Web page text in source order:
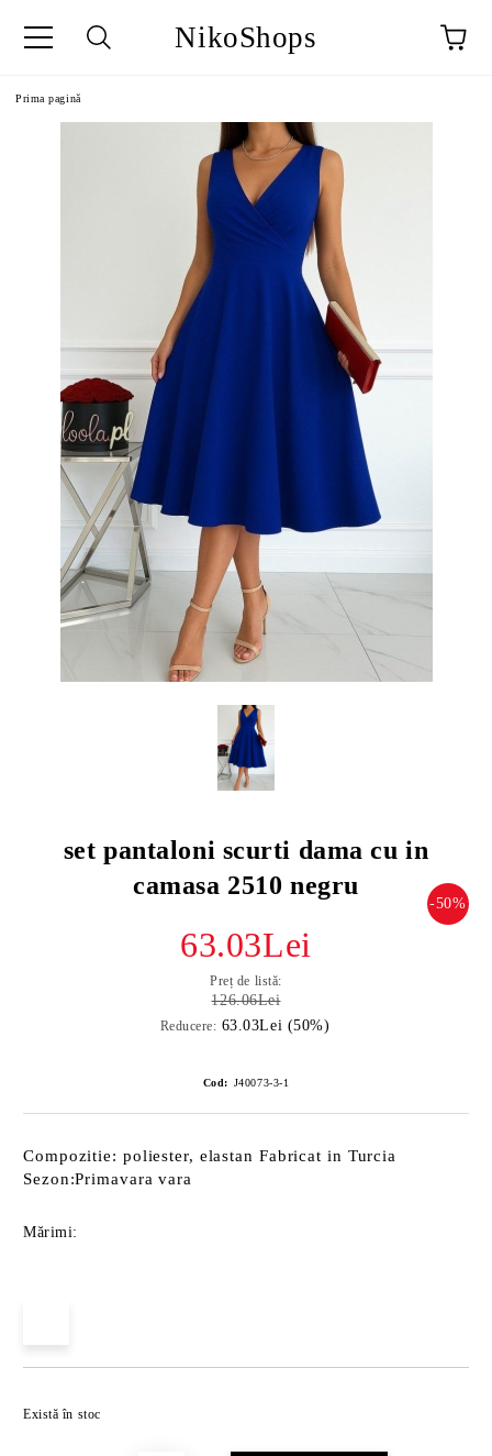
NikoShops
Prima pagină
set pantaloni scurti dama cu in
camasa 2510 negru
-50%
63.03Lei
Preț de listă:
126.06Lei
Reducere: 63.03Lei (50%)
Cod: J40073-3-1
Compozitie: poliester, elastan Fabricat in Turcia
Sezon:Primavara vara
Mărimi:
Există în stoc